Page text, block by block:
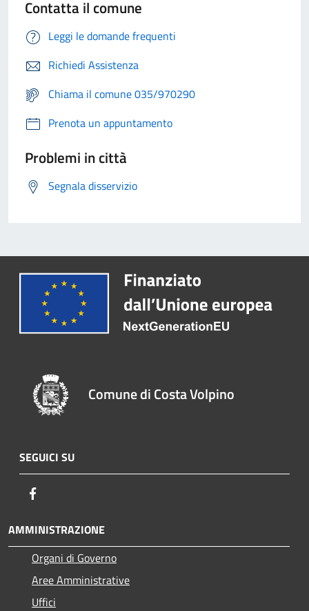
Contatta il comune
Leggi le domande frequenti
Richiedi Assistenza
Chiama il comune 035/970290
Prenota un appuntamento
Problemi in città
Segnala disservizio
Comune di Costa Volpino
SEGUICI SU
AMMINISTRAZIONE
Organi di Governo
Aree Amministrative
Uffici